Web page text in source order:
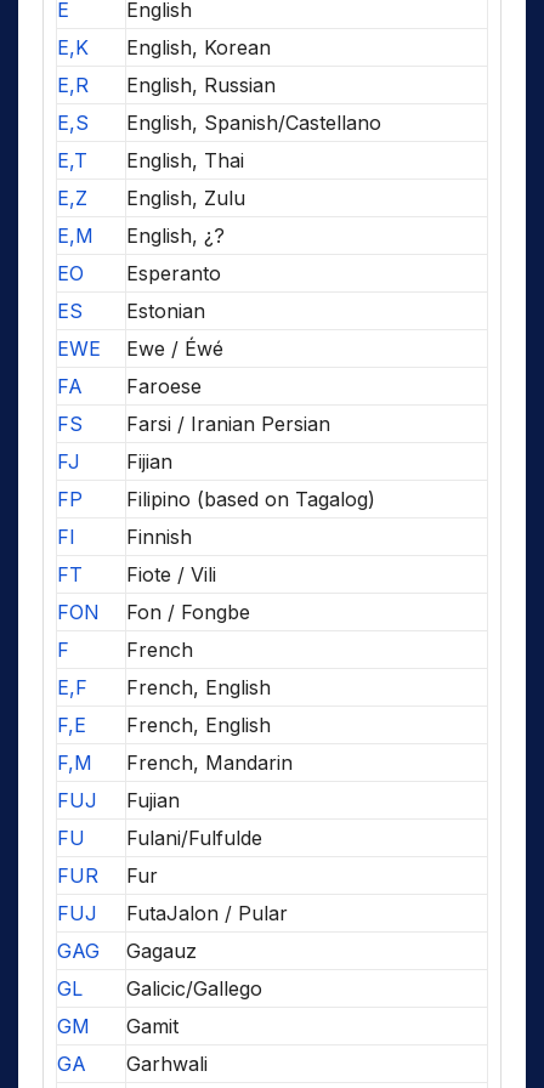
E
English
E,K
English, Korean
E,R
English, Russian
E,S
English, Spanish/Castellano
E,T
English, Thai
E,Z
English, Zulu
E,M
English, ¿?
EO
Esperanto
ES
Estonian
EWE
Ewe / Éwé
FA
Faroese
FS
Farsi / Iranian Persian
FJ
Fijian
FP
Filipino (based on Tagalog)
FI
Finnish
FT
Fiote / Vili
FON
Fon / Fongbe
F
French
E,F
French, English
F,E
French, English
F,M
French, Mandarin
FUJ
Fujian
FU
Fulani/Fulfulde
FUR
Fur
FUJ
FutaJalon / Pular
GAG
Gagauz
GL
Galicic/Gallego
GM
Gamit
GA
Garhwali